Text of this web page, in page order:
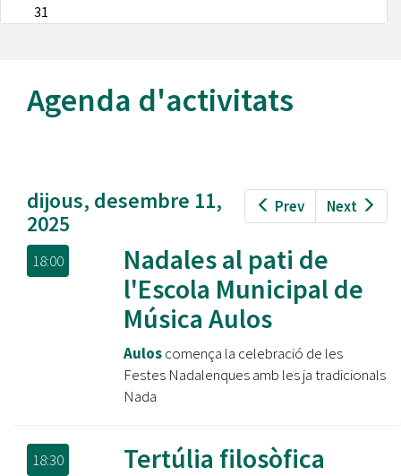
31
Agenda d'activitats
Prev Next
dijous, desembre 11,
2025
18:00
Nadales al pati de
l'Escola Municipal de
Música Aulos
Auloscomença la celebració de les
Festes Nadalenques amb les ja tradicionals
Nada
18:30 Tertúlia filosòfica